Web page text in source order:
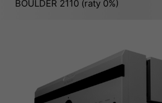
BOULDER 2110 (raty 0%)